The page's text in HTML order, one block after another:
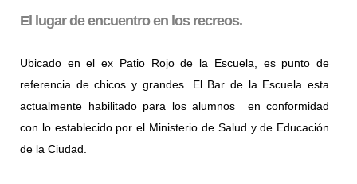
El lugar de encuentro en los recreos.
Ubicado en el ex Patio Rojo de la Escuela, es punto de
referencia de chicos y grandes. El Bar de la Escuela esta
actualmente habilitado para los alumnos en conformidad
con lo establecido por el Ministerio de Salud y de Educación
de la Ciudad.